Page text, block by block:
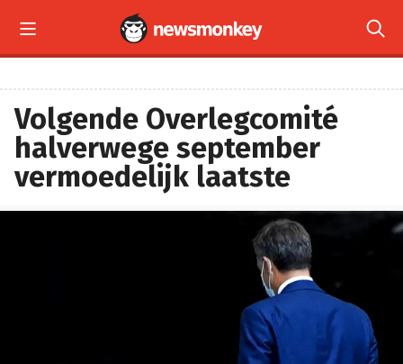
 
Volgende Overlegcomité
halverwege september
vermoedelijk laatste